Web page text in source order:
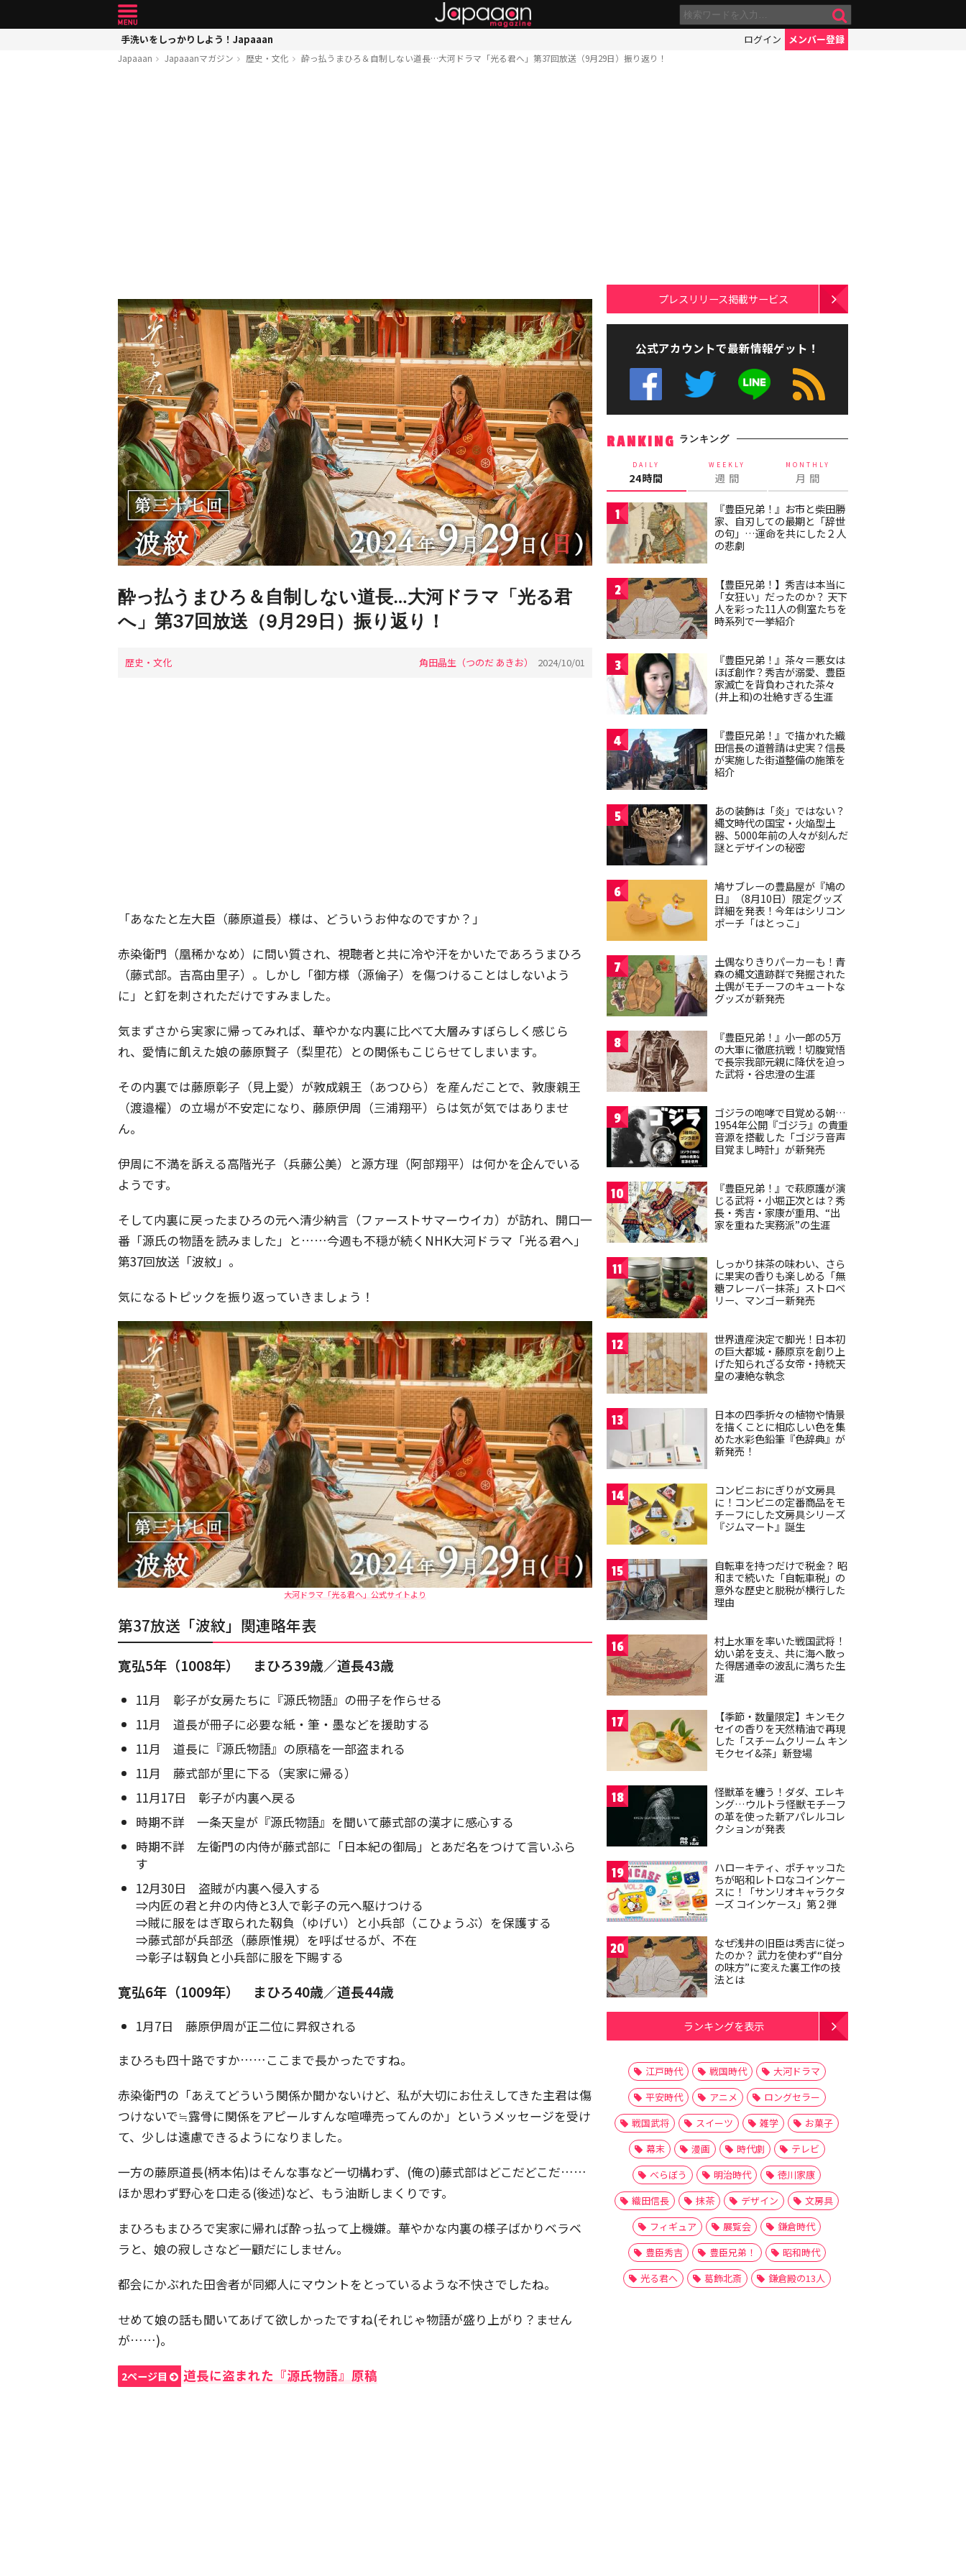
手洗いをしっかりしよう！Japaaan ログイン メンバー登録
Japaaan Japaaanマガジン 歴史・文化 酔っ払うまひろ＆自制しない道長…大河ドラマ「光る君へ」第37回放送（9月29日）振り返り！
酔っ払うまひろ＆自制しない道長…大河ドラマ「光る君
へ」第37回放送（9月29日）振り返り！
歴史・文化 角田晶生（つのだ あきお） 2024/10/01
「あなたと左大臣（藤原道長）様は、どういうお仲なのですか？」
赤染衛門（凰稀かなめ）に問い質され、視聴者と共に冷や汗をかいたであろうまひろ
（藤式部。吉高由里子）。しかし「御方様（源倫子）を傷つけることはしないよう
に」と釘を刺されただけですみました。
気まずさから実家に帰ってみれば、華やかな内裏に比べて大層みすぼらしく感じら
れ、愛情に飢えた娘の藤原賢子（梨里花）との関係もこじらせてしまいます。
その内裏では藤原彰子（見上愛）が敦成親王（あつひら）を産んだことで、敦康親王
（渡邉櫂）の立場が不安定になり、藤原伊周（三浦翔平）らは気が気ではありませ
ん。
伊周に不満を訴える高階光子（兵藤公美）と源方理（阿部翔平）は何かを企んでいる
ようです。
そして内裏に戻ったまひろの元へ清少納言（ファーストサマーウイカ）が訪れ、開口一
番「源氏の物語を読みました」と……今週も不穏が続くNHK大河ドラマ「光る君へ」
第37回放送「波紋」。
気になるトピックを振り返っていきましょう！
大河ドラマ「光る君へ」公式サイトより
第37放送「波紋」関連略年表
寛弘5年（1008年） まひろ39歳／道長43歳
11月 彰子が女房たちに『源氏物語』の冊子を作らせる
11月 道長が冊子に必要な紙・筆・墨などを援助する
11月 道長に『源氏物語』の原稿を一部盗まれる
11月 藤式部が里に下る（実家に帰る）
11月17日 彰子が内裏へ戻る
時期不詳 一条天皇が『源氏物語』を聞いて藤式部の漢才に感心する
時期不詳 左衛門の内侍が藤式部に「日本紀の御局」とあだ名をつけて言いふら
す
12月30日 盗賊が内裏へ侵入する
⇒内匠の君と弁の内侍と3人で彰子の元へ駆けつける
⇒賊に服をはぎ取られた靱負（ゆげい）と小兵部（こひょうぶ）を保護する
⇒藤式部が兵部丞（藤原惟規）を呼ばせるが、不在
⇒彰子は靱負と小兵部に服を下賜する
寛弘6年（1009年） まひろ40歳／道長44歳
1月7日 藤原伊周が正二位に昇叙される
まひろも四十路ですか……ここまで長かったですね。
赤染衛門の「あえてどういう関係か聞かないけど、私が大切にお仕えしてきた主君は傷
つけないで≒露骨に関係をアピールすんな喧嘩売ってんのか」というメッセージを受け
て、少しは遠慮できるようになりました。
一方の藤原道長(柄本佑)はそんな事など一切構わず、(俺の)藤式部はどこだどこだ……
ほか思わず野心を口走る(後述)など、もう油断しまくりです。
まひろもまひろで実家に帰れば酔っ払って上機嫌。華やかな内裏の様子ばかりベラベ
ラと、娘の寂しさなど一顧だにしません。
都会にかぶれた田舎者が同郷人にマウントをとっているような不快さでしたね。
せめて娘の話も聞いてあげて欲しかったですね(それじゃ物語が盛り上がり？ません
が……)。
2ページ目 道長に盗まれた『源氏物語』原稿
プレスリリース掲載サービス
公式アカウントで最新情報ゲット！
RANKING ランキング
DAILY
24時間
WEEKLY
週 間
MONTHLY
月 間
1
『豊臣兄弟！』お市と柴田勝
家、自刃しての最期と「辞世
の句」…運命を共にした２人
の悲劇
2
【豊臣兄弟！】秀吉は本当に
「女狂い」だったのか？ 天下
人を彩った11人の側室たちを
時系列で一挙紹介
3
『豊臣兄弟！』茶々＝悪女は
ほぼ創作？秀吉が溺愛、豊臣
家滅亡を背負わされた茶々
(井上和)の壮絶すぎる生涯
4
『豊臣兄弟！』で描かれた織
田信長の道普請は史実？信長
が実施した街道整備の施策を
紹介
5
あの装飾は「炎」ではない？
縄文時代の国宝・火焔型土
器、5000年前の人々が刻んだ
謎とデザインの秘密
6
鳩サブレーの豊島屋が『鳩の
日』（8月10日）限定グッズ
詳細を発表！今年はシリコン
ポーチ「はとっこ」
7
土偶なりきりパーカーも！青
森の縄文遺跡群で発掘された
土偶がモチーフのキュートな
グッズが新発売
8
『豊臣兄弟！』小一郎の5万
の大軍に徹底抗戦！切腹覚悟
で長宗我部元親に降伏を迫っ
た武将・谷忠澄の生涯
9
ゴジラの咆哮で目覚める朝…
1954年公開『ゴジラ』の貴重
音源を搭載した「ゴジラ音声
目覚まし時計」が新発売
10
『豊臣兄弟！』で萩原護が演
じる武将・小堀正次とは？秀
長・秀吉・家康が重用、“出
家を重ねた実務派”の生涯
11
しっかり抹茶の味わい、さら
に果実の香りも楽しめる「無
糖フレーバー抹茶」ストロベ
リー、マンゴー新発売
12
世界遺産決定で脚光！日本初
の巨大都城・藤原京を創り上
げた知られざる女帝・持統天
皇の凄絶な執念
13
日本の四季折々の植物や情景
を描くことに相応しい色を集
めた水彩色鉛筆『色辞典』が
新発売！
14
コンビニおにぎりが文房具
に！コンビニの定番商品をモ
チーフにした文房具シリーズ
『ジムマート』誕生
15
自転車を持つだけで税金？ 昭
和まで続いた「自転車税」の
意外な歴史と脱税が横行した
理由
16
村上水軍を率いた戦国武将！
幼い弟を支え、共に海へ散っ
た得居通幸の波乱に満ちた生
涯
17
【季節・数量限定】キンモク
セイの香りを天然精油で再現
した「スチームクリーム キン
モクセイ&茶」新登場
18
怪獣革を纏う！ダダ、エレキ
ング…ウルトラ怪獣モチーフ
の革を使った新アパレルコレ
クションが発表
19
ハローキティ、ポチャッコた
ちが昭和レトロなコインケー
スに！「サンリオキャラクタ
ーズ コインケース」第２弾
20
なぜ浅井の旧臣は秀吉に従っ
たのか？ 武力を使わず“自分
の味方”に変えた裏工作の技
法とは
ランキングを表示
江戸時代 戦国時代
大河ドラマ
平安時代
アニメ
ロングセラー
戦国武将
スイーツ 雑学
お菓子
幕末
漫画 時代劇
テレビ
べらぼう
明治時代
徳川家康
織田信長
抹茶 デザイン
文房具
フィギュア
展覧会
鎌倉時代
豊臣秀吉
豊臣兄弟！
昭和時代
光る君へ
葛飾北斎 鎌倉殿の13人